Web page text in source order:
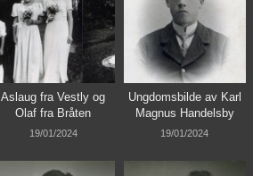
Aslaug fra Vestly og
Olaf fra Bråten
19/01/2024
Ungdomsbilde av Karl
Magnus Handelsby
19/01/2024